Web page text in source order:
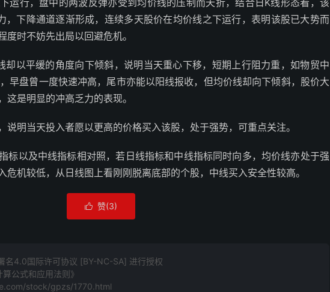
运行，盘中的两波反弹亦受到均价线的压制而夭折，结合日K线形态看，该
，下降通道逐渐形成，连续多天股价在均价线之下运行，表明该股已大势而
时不妨先出局以回避危机。
却以平缓的角度向下倾斜，说明当天重心下移，短期上行阻力重，如物贸中
早盘曾一度快速冲高，尾市亦能以阳线报收，但均价线却向下倾斜，股价大
是明显的冲高乏力的表现。
说明当天投入者愿以更高的价格买入该股，处于强势，可重点关注。
标以及中线指标相对照，若日线指标和中线指标同时向多，均价线亦处于强
危机较低，从日线图上看刚刚脱离底部的个股，中线买入安全性较高。
 赞(3)
名4.0国际许可协议 [BY-NC-SA] 进行授权
公式和应用法则》
stock/gpzs/1770.html